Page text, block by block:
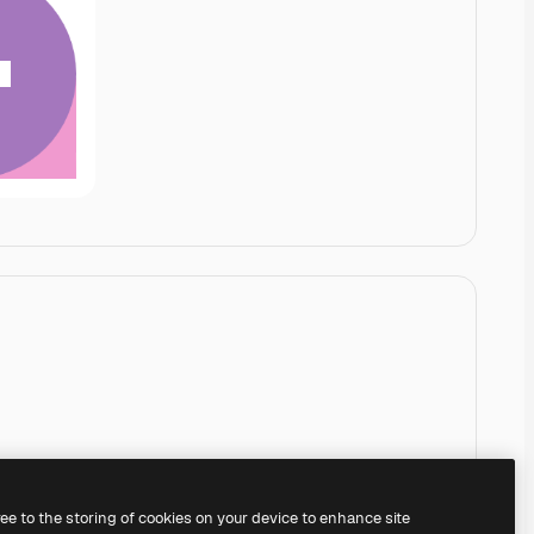
to the storing of cookies on your device to enhance site